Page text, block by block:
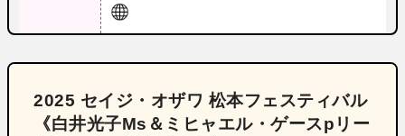
2025 セイジ・オザワ 松本フェスティバル
《白井光子Ms＆ミヒャエル・ゲースpリー